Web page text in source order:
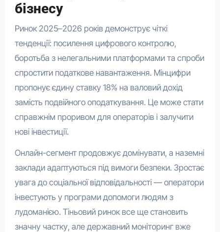
бізнесу
Ринок 2025–2026 років демонструє чіткі
тенденції: посилення цифрового контролю,
боротьба з нелегальними платформами та спроби
спростити податкове навантаження. Мінцифри
пропонує єдину ставку 18% на валовий дохід
замість подвійного оподаткування. Це може стати
справжнім проривом для операторів і залучити
нові інвестиції.
Онлайн-сегмент продовжує домінувати, а наземні
заклади адаптуються під вимоги безпеки. Зростає
увага до соціальної відповідальності — оператори
інвестують у програми допомоги людям з
лудоманією. Тіньовий ринок все ще становить
значну частку, але державний моніторинг вже